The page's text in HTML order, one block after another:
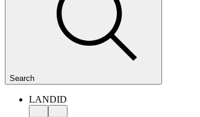
Search
LANDID